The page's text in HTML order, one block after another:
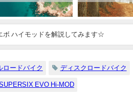
ボ ハイモッドを解説してみます☆
ロードバイク ディスクロードバイク
EVO Hi-MOD